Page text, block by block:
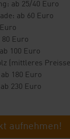
ab 25/40 Euro
ab 60 Euro
Euro
100 Euro
(mittleres
180 Euro
230 Euro
aufnehmen!